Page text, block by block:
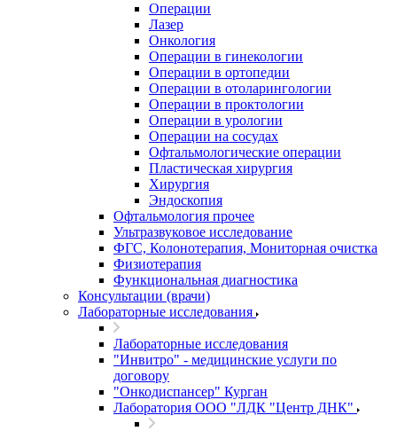
Операции
Лазер
Онкология
Операции в гинекологии
Операции в ортопедии
Операции в отоларингологии
Операции в проктологии
Операции в урологии
Операции на сосудах
Офтальмологические операции
Пластическая хирургия
Хирургия
Эндоскопия
Офтальмология прочее
Ультразвуковое исследование
ФГС, Колонотерапия, Мониторная очистка
Физиотерапия
Функциональная диагностика
Консультации (врачи)
Лабораторные исследования
Лабораторные исследования
"Инвитро" - медицинские услуги по
договору
"Онкодиспансер" Курган
Лаборатория ООО "ЛДК "Центр ДНК"